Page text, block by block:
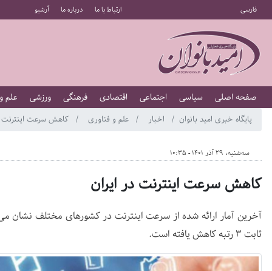
فارسی ارتباط با ما درباره ما آرشیو
صفحه اصلی سیاسی اجتماعی اقتصادی فرهنگی ورزشی علم
پایگاه خبری امید بانوان اخبار علم و فناوری کاهش سرعت اینترنت
سه‌شنبه، 29 آذر 1401 - 10:35
کاهش سرعت اینترنت در ایران
ثابت ۳ رتبه کاهش یافته است.